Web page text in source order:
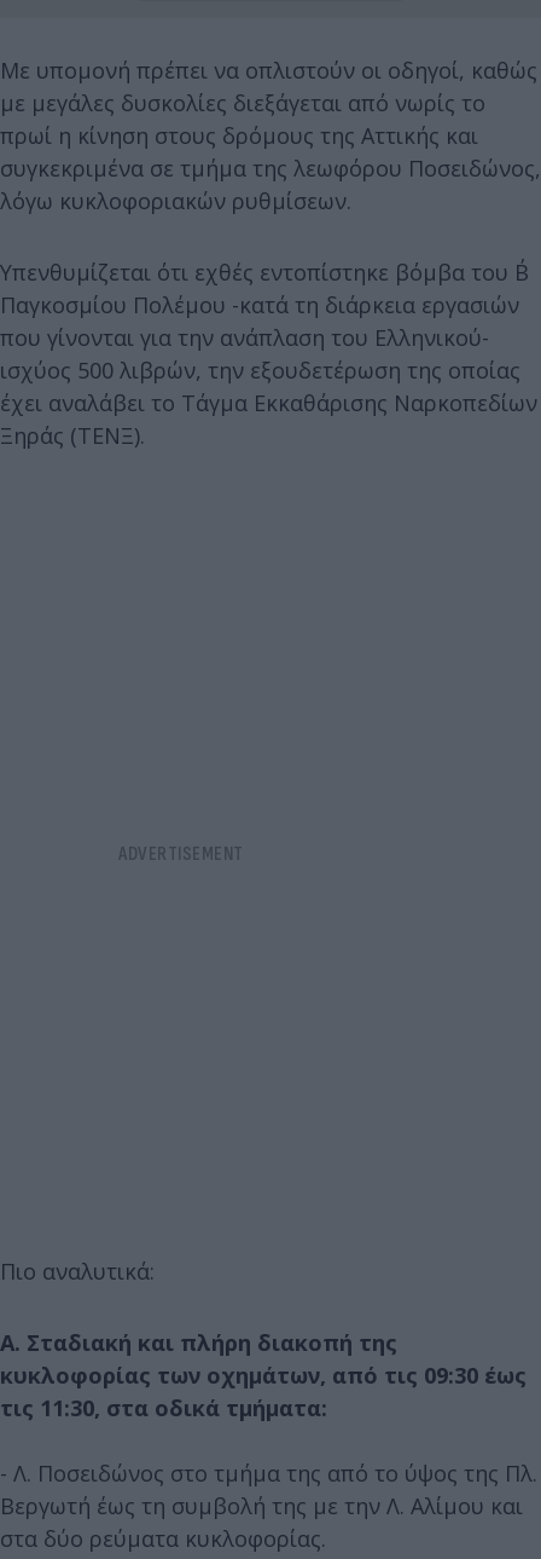
Με υπομονή πρέπει να οπλιστούν οι οδηγοί, καθώς
με μεγάλες δυσκολίες διεξάγεται από νωρίς το
πρωί η κίνηση στους δρόμους της Αττικής και
συγκεκριμένα σε τμήμα της λεωφόρου Ποσειδώνος,
λόγω κυκλοφοριακών ρυθμίσεων.
Υπενθυμίζεται ότι εχθές εντοπίστηκε βόμβα του Β΄
Παγκοσμίου Πολέμου -κατά τη διάρκεια εργασιών
που γίνονται για την ανάπλαση του Ελληνικού-
ισχύος 500 λιβρών, την εξουδετέρωση της οποίας
έχει αναλάβει το Τάγμα Εκκαθάρισης Ναρκοπεδίων
Ξηράς (ΤΕΝΞ).
Πιο αναλυτικά:
Α. Σταδιακή και πλήρη διακοπή της
κυκλοφορίας των οχημάτων, από τις 09:30 έως
τις 11:30, στα οδικά τμήματα:
- Λ. Ποσειδώνος στο τμήμα της από το ύψος της Πλ.
Βεργωτή έως τη συμβολή της με την Λ. Αλίμου και
στα δύο ρεύματα κυκλοφορίας.